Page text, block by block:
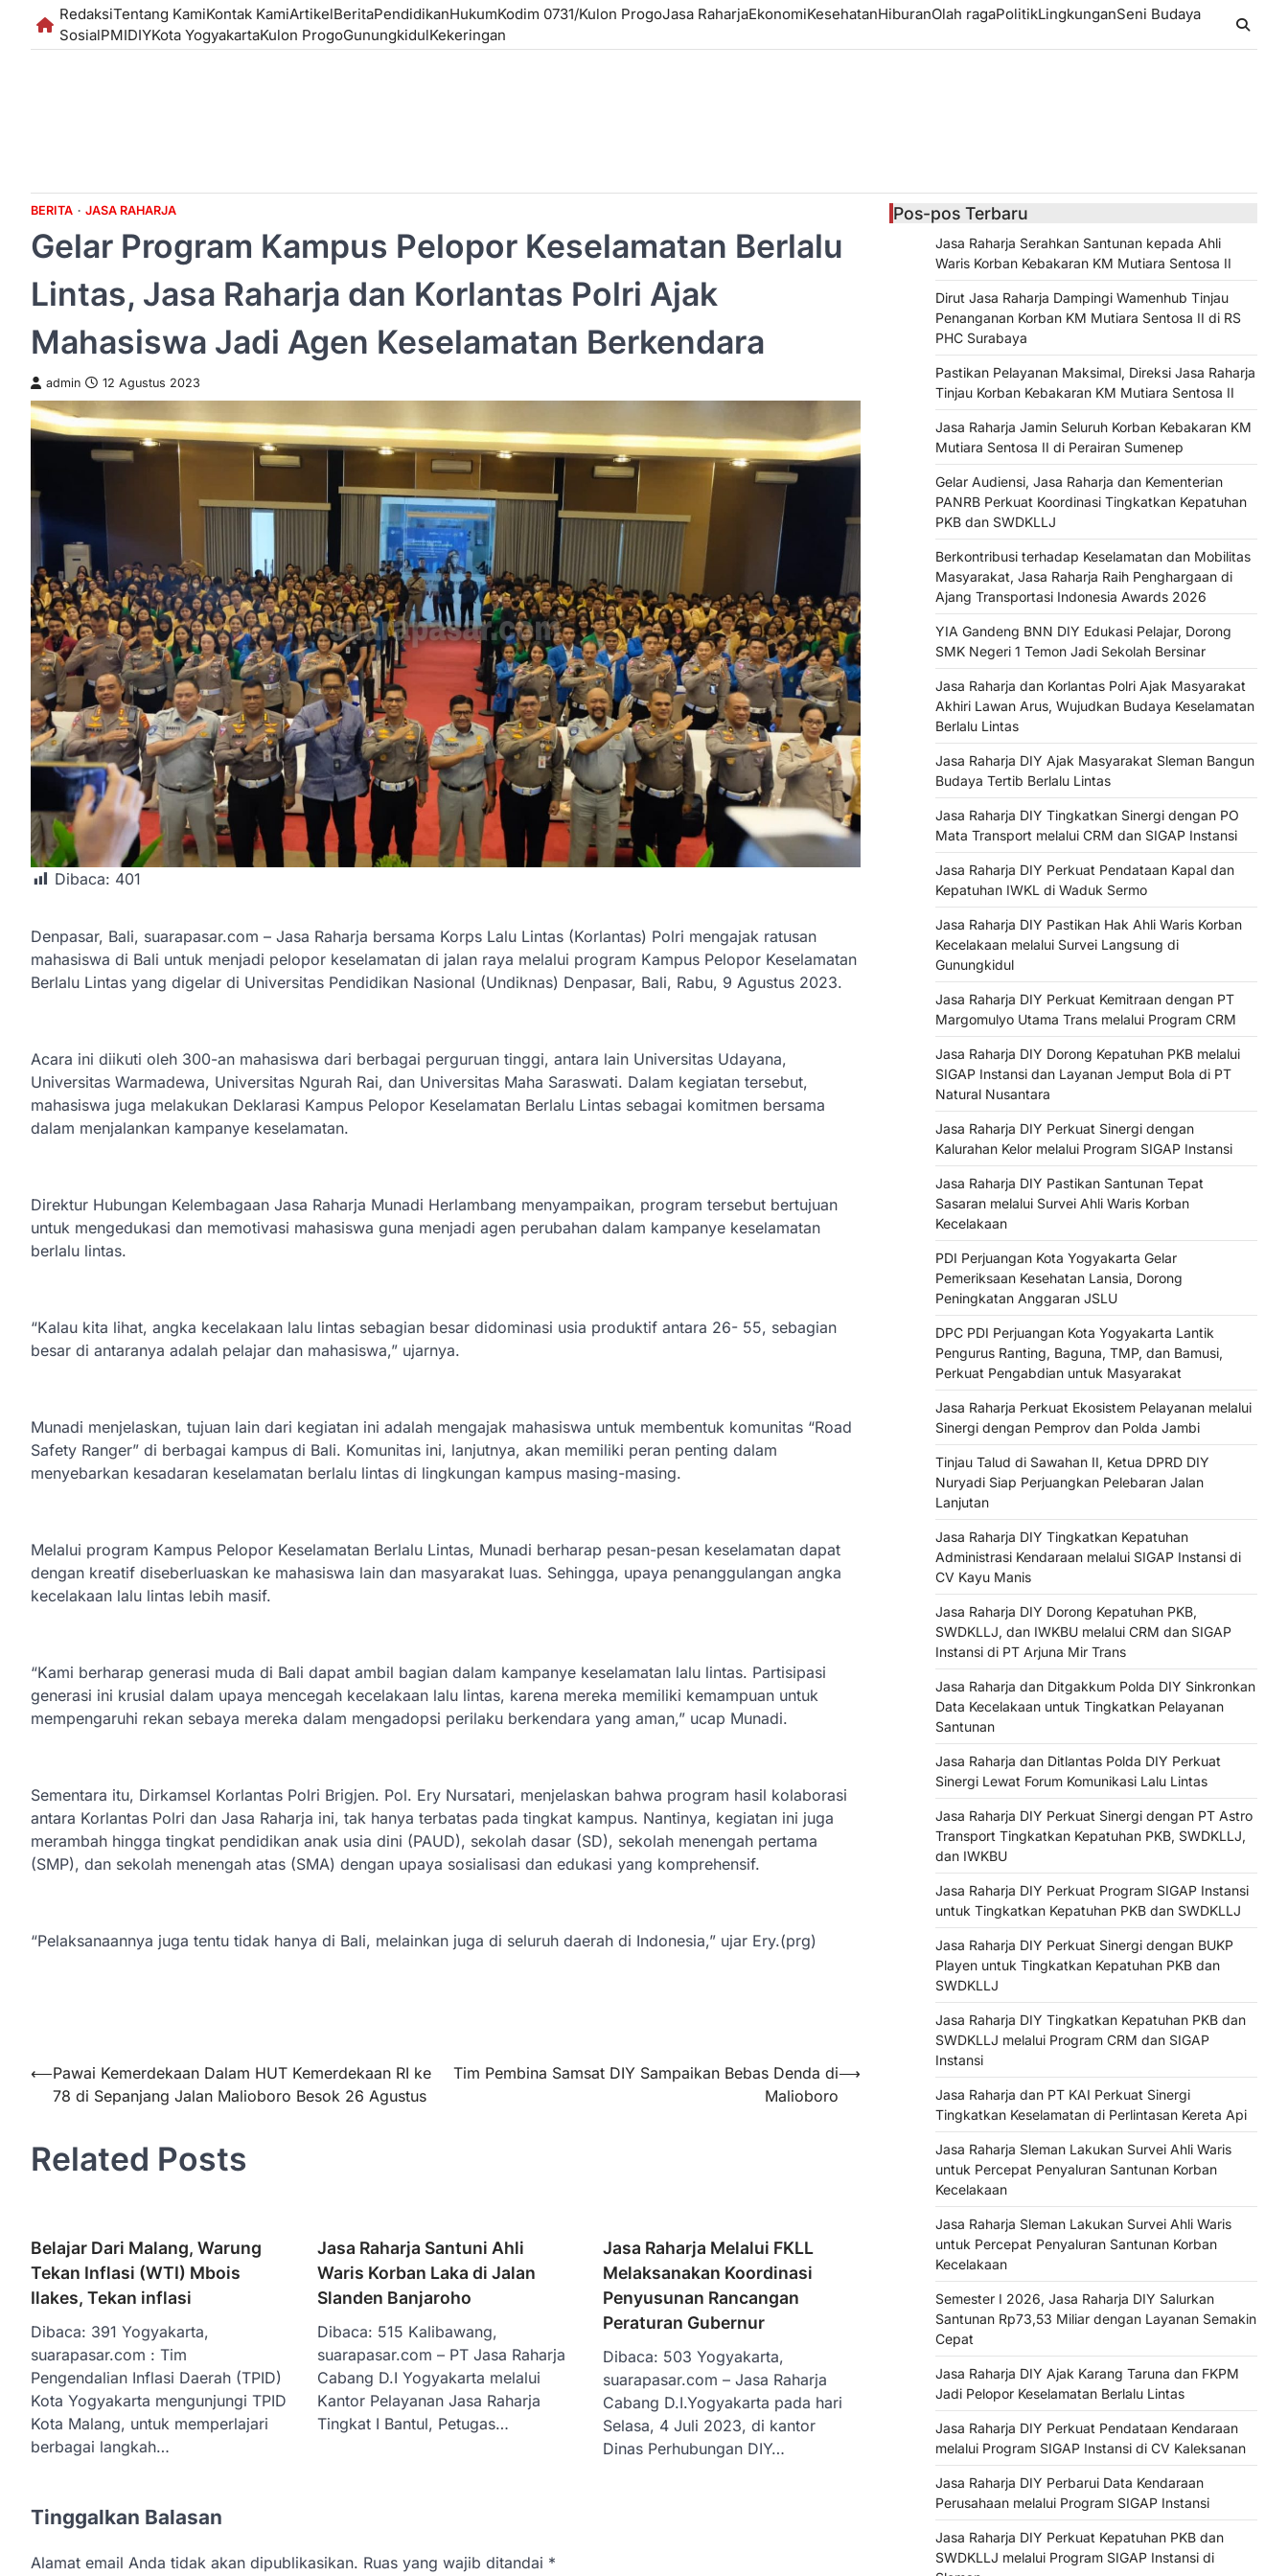
RedaksiTentang KamiKontak KamiArtikelBeritaPendidikanHukumKodim 0731/Kulon ProgoJasa RaharjaEkonomiKesehatanHiburanOlah ragaPolitikLingkunganSeni Budaya
SosialPMIDIYKota YogyakartaKulon ProgoGunungkidulKekeringan
BERITA JASA RAHARJA
Gelar Program Kampus Pelopor Keselamatan Berlalu
Lintas, Jasa Raharja dan Korlantas Polri Ajak
Mahasiswa Jadi Agen Keselamatan Berkendara
admin 12 Agustus 2023
Dibaca: 401
Denpasar, Bali, suarapasar.com – Jasa Raharja bersama Korps Lalu Lintas (Korlantas) Polri mengajak ratusan
mahasiswa di Bali untuk menjadi pelopor keselamatan di jalan raya melalui program Kampus Pelopor Keselamatan
Berlalu Lintas yang digelar di Universitas Pendidikan Nasional (Undiknas) Denpasar, Bali, Rabu, 9 Agustus 2023.
Acara ini diikuti oleh 300-an mahasiswa dari berbagai perguruan tinggi, antara lain Universitas Udayana,
Universitas Warmadewa, Universitas Ngurah Rai, dan Universitas Maha Saraswati. Dalam kegiatan tersebut,
mahasiswa juga melakukan Deklarasi Kampus Pelopor Keselamatan Berlalu Lintas sebagai komitmen bersama
dalam menjalankan kampanye keselamatan.
Direktur Hubungan Kelembagaan Jasa Raharja Munadi Herlambang menyampaikan, program tersebut bertujuan
untuk mengedukasi dan memotivasi mahasiswa guna menjadi agen perubahan dalam kampanye keselamatan
berlalu lintas.
“Kalau kita lihat, angka kecelakaan lalu lintas sebagian besar didominasi usia produktif antara 26- 55, sebagian
besar di antaranya adalah pelajar dan mahasiswa,” ujarnya.
Munadi menjelaskan, tujuan lain dari kegiatan ini adalah mengajak mahasiswa untuk membentuk komunitas “Road
Safety Ranger” di berbagai kampus di Bali. Komunitas ini, lanjutnya, akan memiliki peran penting dalam
menyebarkan kesadaran keselamatan berlalu lintas di lingkungan kampus masing-masing.
Melalui program Kampus Pelopor Keselamatan Berlalu Lintas, Munadi berharap pesan-pesan keselamatan dapat
dengan kreatif diseberluaskan ke mahasiswa lain dan masyarakat luas. Sehingga, upaya penanggulangan angka
kecelakaan lalu lintas lebih masif.
“Kami berharap generasi muda di Bali dapat ambil bagian dalam kampanye keselamatan lalu lintas. Partisipasi
generasi ini krusial dalam upaya mencegah kecelakaan lalu lintas, karena mereka memiliki kemampuan untuk
mempengaruhi rekan sebaya mereka dalam mengadopsi perilaku berkendara yang aman,” ucap Munadi.
Sementara itu, Dirkamsel Korlantas Polri Brigjen. Pol. Ery Nursatari, menjelaskan bahwa program hasil kolaborasi
antara Korlantas Polri dan Jasa Raharja ini, tak hanya terbatas pada tingkat kampus. Nantinya, kegiatan ini juga
merambah hingga tingkat pendidikan anak usia dini (PAUD), sekolah dasar (SD), sekolah menengah pertama
(SMP), dan sekolah menengah atas (SMA) dengan upaya sosialisasi dan edukasi yang komprehensif.
“Pelaksanaannya juga tentu tidak hanya di Bali, melainkan juga di seluruh daerah di Indonesia,” ujar Ery.(prg)
Navigasi
pos
⟵Pawai Kemerdekaan Dalam HUT Kemerdekaan RI ke
78 di Sepanjang Jalan Malioboro Besok 26 Agustus
Tim Pembina Samsat DIY Sampaikan Bebas Denda di
Malioboro
⟶
Related Posts
Belajar Dari Malang, Warung
Tekan Inflasi (WTI) Mbois
Ilakes, Tekan inflasi
Dibaca: 391 Yogyakarta,
suarapasar.com : Tim
Pengendalian Inflasi Daerah (TPID)
Kota Yogyakarta mengunjungi TPID
Kota Malang, untuk memperlajari
berbagai langkah…
Jasa Raharja Santuni Ahli
Waris Korban Laka di Jalan
Slanden Banjaroho
Dibaca: 515 Kalibawang,
suarapasar.com – PT Jasa Raharja
Cabang D.I Yogyakarta melalui
Kantor Pelayanan Jasa Raharja
Tingkat I Bantul, Petugas…
Jasa Raharja Melalui FKLL
Melaksanakan Koordinasi
Penyusunan Rancangan
Peraturan Gubernur
Dibaca: 503 Yogyakarta,
suarapasar.com – Jasa Raharja
Cabang D.I.Yogyakarta pada hari
Selasa, 4 Juli 2023, di kantor
Dinas Perhubungan DIY…
Tinggalkan Balasan
Alamat email Anda tidak akan dipublikasikan. Ruas yang wajib ditandai *
Pos-pos Terbaru
Jasa Raharja Serahkan Santunan kepada Ahli
Waris Korban Kebakaran KM Mutiara Sentosa II
Dirut Jasa Raharja Dampingi Wamenhub Tinjau
Penanganan Korban KM Mutiara Sentosa II di RS
PHC Surabaya
Pastikan Pelayanan Maksimal, Direksi Jasa Raharja
Tinjau Korban Kebakaran KM Mutiara Sentosa II
Jasa Raharja Jamin Seluruh Korban Kebakaran KM
Mutiara Sentosa II di Perairan Sumenep
Gelar Audiensi, Jasa Raharja dan Kementerian
PANRB Perkuat Koordinasi Tingkatkan Kepatuhan
PKB dan SWDKLLJ
Berkontribusi terhadap Keselamatan dan Mobilitas
Masyarakat, Jasa Raharja Raih Penghargaan di
Ajang Transportasi Indonesia Awards 2026
YIA Gandeng BNN DIY Edukasi Pelajar, Dorong
SMK Negeri 1 Temon Jadi Sekolah Bersinar
Jasa Raharja dan Korlantas Polri Ajak Masyarakat
Akhiri Lawan Arus, Wujudkan Budaya Keselamatan
Berlalu Lintas
Jasa Raharja DIY Ajak Masyarakat Sleman Bangun
Budaya Tertib Berlalu Lintas
Jasa Raharja DIY Tingkatkan Sinergi dengan PO
Mata Transport melalui CRM dan SIGAP Instansi
Jasa Raharja DIY Perkuat Pendataan Kapal dan
Kepatuhan IWKL di Waduk Sermo
Jasa Raharja DIY Pastikan Hak Ahli Waris Korban
Kecelakaan melalui Survei Langsung di
Gunungkidul
Jasa Raharja DIY Perkuat Kemitraan dengan PT
Margomulyo Utama Trans melalui Program CRM
Jasa Raharja DIY Dorong Kepatuhan PKB melalui
SIGAP Instansi dan Layanan Jemput Bola di PT
Natural Nusantara
Jasa Raharja DIY Perkuat Sinergi dengan
Kalurahan Kelor melalui Program SIGAP Instansi
Jasa Raharja DIY Pastikan Santunan Tepat
Sasaran melalui Survei Ahli Waris Korban
Kecelakaan
PDI Perjuangan Kota Yogyakarta Gelar
Pemeriksaan Kesehatan Lansia, Dorong
Peningkatan Anggaran JSLU
DPC PDI Perjuangan Kota Yogyakarta Lantik
Pengurus Ranting, Baguna, TMP, dan Bamusi,
Perkuat Pengabdian untuk Masyarakat
Jasa Raharja Perkuat Ekosistem Pelayanan melalui
Sinergi dengan Pemprov dan Polda Jambi
Tinjau Talud di Sawahan II, Ketua DPRD DIY
Nuryadi Siap Perjuangkan Pelebaran Jalan
Lanjutan
Jasa Raharja DIY Tingkatkan Kepatuhan
Administrasi Kendaraan melalui SIGAP Instansi di
CV Kayu Manis
Jasa Raharja DIY Dorong Kepatuhan PKB,
SWDKLLJ, dan IWKBU melalui CRM dan SIGAP
Instansi di PT Arjuna Mir Trans
Jasa Raharja dan Ditgakkum Polda DIY Sinkronkan
Data Kecelakaan untuk Tingkatkan Pelayanan
Santunan
Jasa Raharja dan Ditlantas Polda DIY Perkuat
Sinergi Lewat Forum Komunikasi Lalu Lintas
Jasa Raharja DIY Perkuat Sinergi dengan PT Astro
Transport Tingkatkan Kepatuhan PKB, SWDKLLJ,
dan IWKBU
Jasa Raharja DIY Perkuat Program SIGAP Instansi
untuk Tingkatkan Kepatuhan PKB dan SWDKLLJ
Jasa Raharja DIY Perkuat Sinergi dengan BUKP
Playen untuk Tingkatkan Kepatuhan PKB dan
SWDKLLJ
Jasa Raharja DIY Tingkatkan Kepatuhan PKB dan
SWDKLLJ melalui Program CRM dan SIGAP
Instansi
Jasa Raharja dan PT KAI Perkuat Sinergi
Tingkatkan Keselamatan di Perlintasan Kereta Api
Jasa Raharja Sleman Lakukan Survei Ahli Waris
untuk Percepat Penyaluran Santunan Korban
Kecelakaan
Jasa Raharja Sleman Lakukan Survei Ahli Waris
untuk Percepat Penyaluran Santunan Korban
Kecelakaan
Semester I 2026, Jasa Raharja DIY Salurkan
Santunan Rp73,53 Miliar dengan Layanan Semakin
Cepat
Jasa Raharja DIY Ajak Karang Taruna dan FKPM
Jadi Pelopor Keselamatan Berlalu Lintas
Jasa Raharja DIY Perkuat Pendataan Kendaraan
melalui Program SIGAP Instansi di CV Kaleksanan
Jasa Raharja DIY Perbarui Data Kendaraan
Perusahaan melalui Program SIGAP Instansi
Jasa Raharja DIY Perkuat Kepatuhan PKB dan
SWDKLLJ melalui Program SIGAP Instansi di